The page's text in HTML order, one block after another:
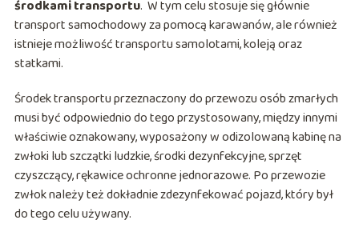
środkami transportu. W tym celu stosuje się głównie
transport samochodowy za pomocą karawanów, ale również
istnieje możliwość transportu samolotami, koleją oraz
statkami.
Środek transportu przeznaczony do przewozu osób zmarłych
musi być odpowiednio do tego przystosowany, między innymi
właściwie oznakowany, wyposażony w odizolowaną kabinę na
zwłoki lub szczątki ludzkie, środki dezynfekcyjne, sprzęt
czyszczący, rękawice ochronne jednorazowe. Po przewozie
zwłok należy też dokładnie zdezynfekować pojazd, który był
do tego celu używany.